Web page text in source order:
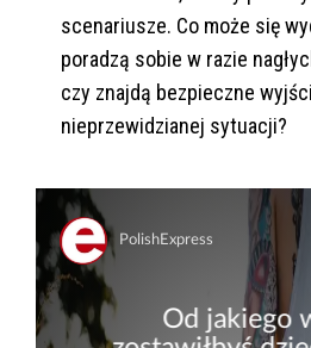
scenariusze. Co może się
poradzą sobie w razie
czy znajdą bezpieczne
nieprzewidzianej sytuacji?